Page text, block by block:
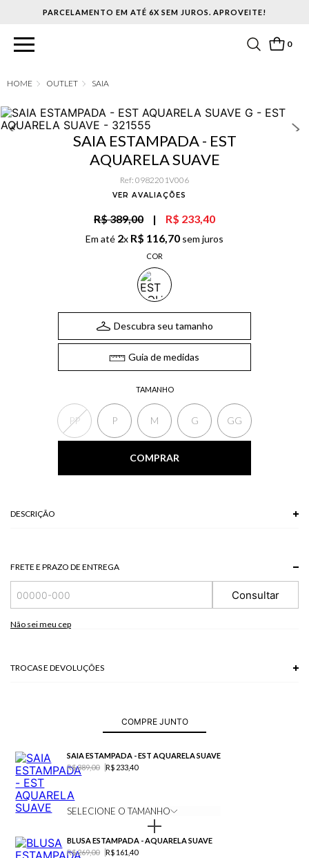
PARCELAMENTO EM ATÉ 6X SEM JUROS. APROVEITE!
0
OUTLET SAIA
SAIA ESTAMPADA - EST
AQUARELA SUAVE
Ref: 0982201V006
VER AVALIAÇÕES
R$ 389,00 | R$ 233,40
Em até 2x R$ 116,70 sem juros
COR
TAMANHO
PP P M G GG
Descubra seu tamanho
Guia de medidas
COMPRAR
DESCRIÇÃO
100% VISCOSE
Modelo veste P.
FRETE E PRAZO DE ENTREGA
Consultar
Não sei meu cep
TROCAS E DEVOLUÇÕES
COMPRE JUNTO
SAIA ESTAMPADA - EST AQUARELA SUAVE
R$ 389,00
R$ 233,40
SELECIONE O TAMANHO
BLUSA ESTAMPADA - AQUARELA SUAVE
R$ 269,00
R$ 161,40